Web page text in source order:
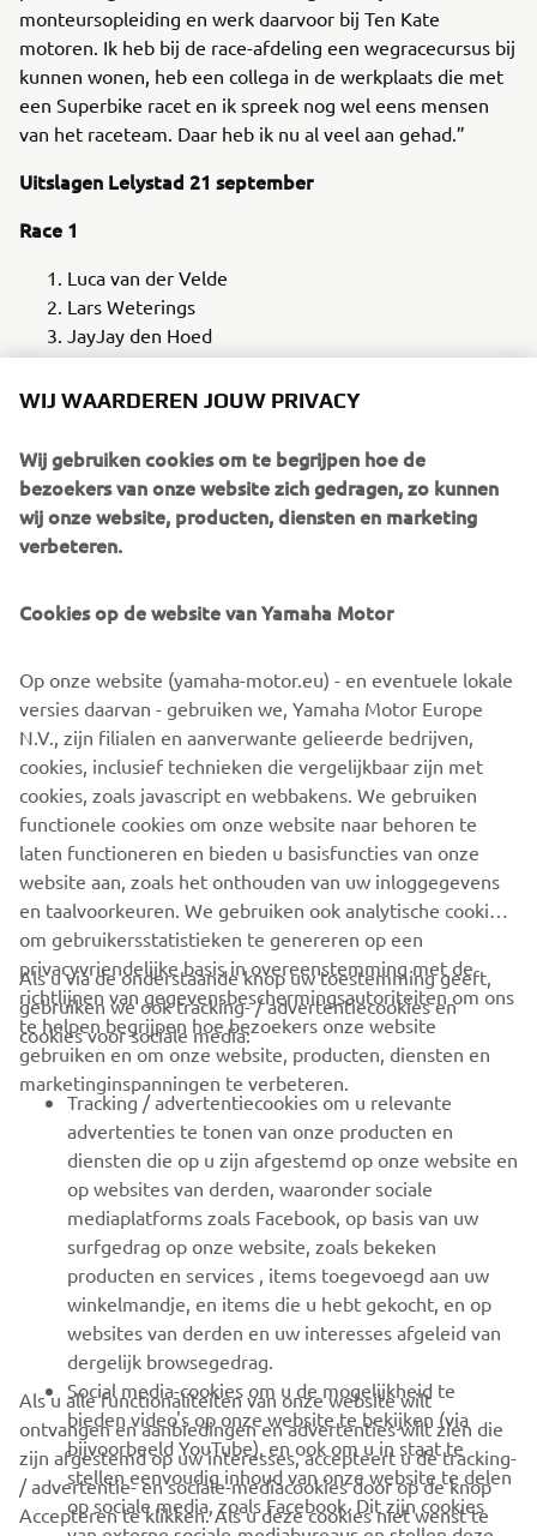
monteursopleiding en werk daarvoor bij Ten Kate
motoren. Ik heb bij de race-afdeling een wegracecursus bij
kunnen wonen, heb een collega in de werkplaats die met
een Superbike racet en ik spreek nog wel eens mensen
van het raceteam. Daar heb ik nu al veel aan gehad.”
Uitslagen Lelystad 21 september
Race 1
Luca van der Velde
Lars Weterings
JayJay den Hoed
Lars Weterings
Mika Tiemens
Dagklassement
Lars Weterings
Tussenstand Kampioenschap
In het kampioenschap bereikt de spanning met nog maar
één race op de kalender een hoogtepunt: Weterings gaat
aan de leiding met 218 punten, Den Hoed heeft 214
punten en Luisman 213. Zondag 6 oktober op de TT Junior
Track in Assen weten we wie er volgend jaar op een door
Yamaha Benelux beschikbaar gestelde Yamaha R3 aan de
Yamaha Racing bLU cRU Benelux R3 Cup deel mag nemen!
CORPORATE
VOOR BEDRIJVEN
MEER YAMAHA
ONDERSTEUNING
NIEUWSBRIEF
Wees de eerste die meer te weten komt over de nieuwste deals,
speciale evenementen, nieuwe producten en nog veel meer
ABONNEREN
WIJ WAARDEREN JOUW PRIVACY
Wij gebruiken cookies om te begrijpen hoe de
bezoekers van onze website zich gedragen, zo kunnen
wij onze website, producten, diensten en marketing
verbeteren.
Cookies op de website van Yamaha Motor
Op onze website (yamaha-motor.eu) - en eventuele lokale
versies daarvan - gebruiken we, Yamaha Motor Europe
N.V., zijn filialen en aanverwante gelieerde bedrijven,
cookies, inclusief technieken die vergelijkbaar zijn met
cookies, zoals javascript en webbakens. We gebruiken
functionele cookies om onze website naar behoren te
laten functioneren en bieden u basisfuncties van onze
website aan, zoals het onthouden van uw inloggegevens
en taalvoorkeuren. We gebruiken ook analytische cookies
om gebruikersstatistieken te genereren op een
privacyvriendelijke basis in overeenstemming met de
richtlijnen van gegevensbeschermingsautoriteiten om ons
te helpen begrijpen hoe bezoekers onze website
gebruiken en om onze website, producten, diensten en
marketinginspanningen te verbeteren.
Als u via de onderstaande knop uw toestemming geeft,
gebruiken we ook tracking- / advertentiecookies en
cookies voor sociale media:
Tracking / advertentiecookies om u relevante
advertenties te tonen van onze producten en
diensten die op u zijn afgestemd op onze website en
op websites van derden, waaronder sociale
mediaplatforms zoals Facebook, op basis van uw
surfgedrag op onze website, zoals bekeken
producten en services , items toegevoegd aan uw
winkelmandje, en items die u hebt gekocht, en op
websites van derden en uw interesses afgeleid van
dergelijk browsegedrag.
Social media-cookies om u de mogelijkheid te
bieden video's op onze website te bekijken (via
bijvoorbeeld YouTube), en ook om u in staat te
stellen eenvoudig inhoud van onze website te delen
op sociale media, zoals Facebook. Dit zijn cookies
Als u alle functionaliteiten van onze website wilt
ontvangen en aanbiedingen en advertenties wilt zien die
zijn afgestemd op uw interesses, accepteert u de tracking-
/ advertentie- en sociale-mediacookies door op de knop
Accepteren te klikken. Als u deze cookies niet wenst te